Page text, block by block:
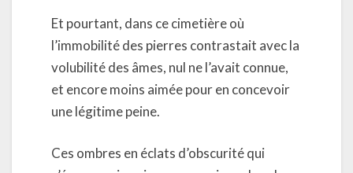
Et pourtant, dans ce cimetière où
l’immobilité des pierres contrastait avec la
volubilité des âmes, nul ne l’avait connue,
et encore moins aimée pour en concevoir
une légitime peine.
Ces ombres en éclats d’obscurité qui